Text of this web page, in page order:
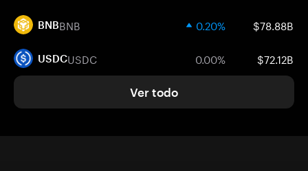
BNBBNB 0.20% $78.88B
USDCUSDC 0.00% $72.12B
Ver todo